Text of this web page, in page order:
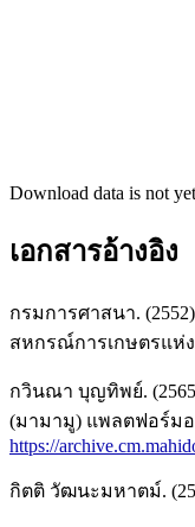
Download data is not
เอกสารอ้างอิง
กรมการศาสนา.
สหกรณ์การเกษตรแห่
กวินณา บุญทิพย์.
(มามามู) แพลตฟอร์ม
https://
กิตติ วัฒนะมหาตม์.